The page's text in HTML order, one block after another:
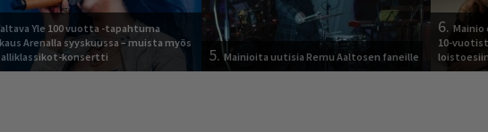
Yle 100 vuotta -tapahtuma
Arenalla syyskuussa – muista myös
konsertti
5.Mainioita uutisia Remu Aaltosen faneille
6.
10-